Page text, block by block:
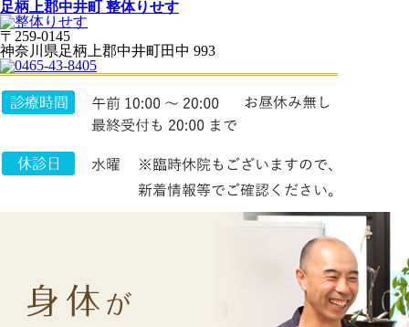
足柄上郡中井町 整体りせす
〒259-0145
神奈川県足柄上郡中井町田中 993